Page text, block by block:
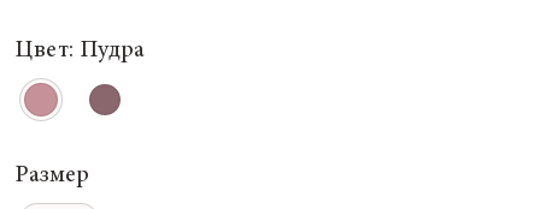
Цвет: Пудра
Размер